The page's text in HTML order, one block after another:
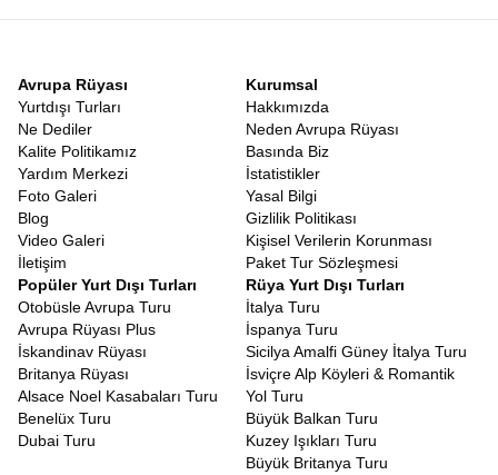
Avrupa Rüyası
Yurtdışı Turları
Ne Dediler
Kalite Politikamız
Yardım Merkezi
Foto Galeri
Blog
Video Galeri
İletişim
Kurumsal
Hakkımızda
Neden Avrupa Rüyası
Basında Biz
İstatistikler
Yasal Bilgi
Gizlilik Politikası
Kişisel Verilerin Korunması
Paket Tur Sözleşmesi
Popüler Yurt Dışı Turları
Otobüsle Avrupa Turu
Avrupa Rüyası Plus
İskandinav Rüyası
Britanya Rüyası
Alsace Noel Kasabaları Turu
Benelüx Turu
Dubai Turu
Rüya Yurt Dışı Turları
İtalya Turu
İspanya Turu
Sicilya Amalfi Güney İtalya Turu
İsviçre Alp Köyleri & Romantik
Yol Turu
Büyük Balkan Turu
Kuzey Işıkları Turu
Büyük Britanya Turu